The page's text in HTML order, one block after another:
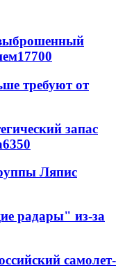
17700
требуют от
запас
6350
Ляпис
радары" из-за
самолет-